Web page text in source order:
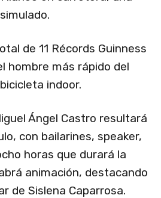
de 11 Récords Guinness
hombre más rápido del
indoor.
Ángel Castro resultará
con bailarines, speaker,
horas que durará la
animación, destacando
de Sislena Caparrosa.